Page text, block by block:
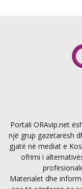
Portali ORAvip.net
një grup gazetarësh
gjatë në mediat e
ofrimi i
Materialet dhe